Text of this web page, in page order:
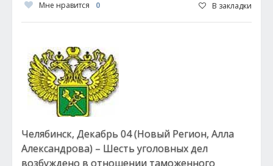
Мне нравится 0 В закладки
Челябинск, Декабрь 04 (Новый Регион, Алла
Александрова) – Шесть уголовных дел
возбуждено в отношении таможенного